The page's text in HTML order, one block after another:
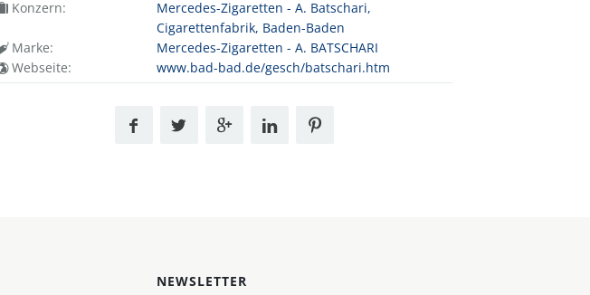
Konzern:
Mercedes-Zigaretten - A. Batschari,
Cigarettenfabrik, Baden-Baden
Marke:
Mercedes-Zigaretten - A. BATSCHARI
Webseite:
www.bad-bad.de/gesch/batschari.htm
NEWSLETTER